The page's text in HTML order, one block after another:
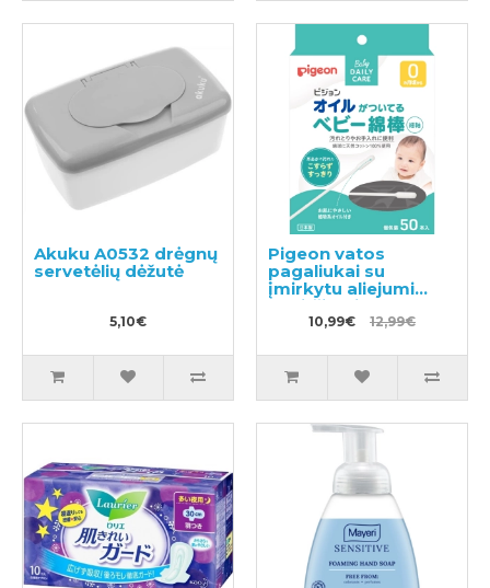
Akuku A0532 drėgnų
servetėlių dėžutė
5,10€
Pigeon vatos
pagaliukai su
įmirkytu aliejumi
paviršiumi 50vnt
10,99€ 12,99€